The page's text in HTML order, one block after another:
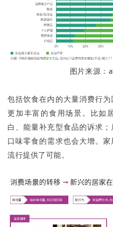
图片来源
包括饮食在内的大量消费行
更加丰富的食用场景。比如
白、能量补充型食品的诉求
口味零食的需求也会大增。
流行提供了可能。